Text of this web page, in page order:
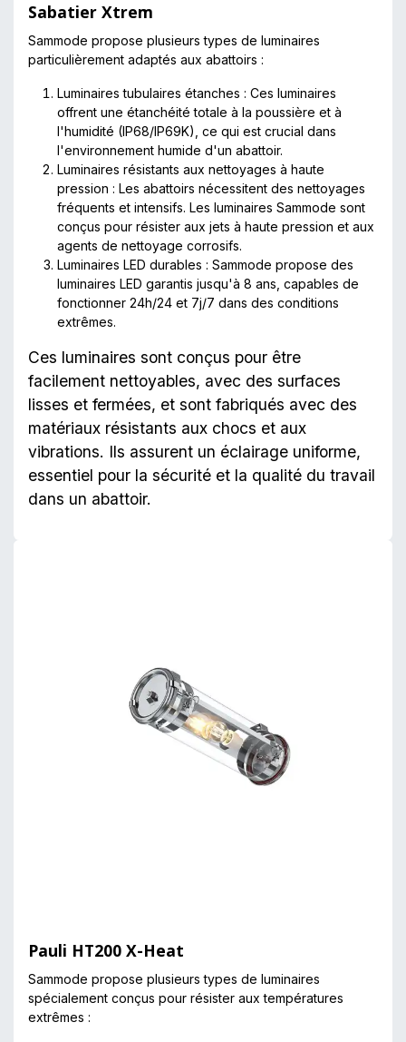
Sabatier Xtrem
Sammode propose plusieurs types de luminaires
particulièrement adaptés aux abattoirs :
Luminaires tubulaires étanches : Ces luminaires
offrent une étanchéité totale à la poussière et à
l'humidité (IP68/IP69K), ce qui est crucial dans
l'environnement humide d'un abattoir.
Luminaires résistants aux nettoyages à haute
pression : Les abattoirs nécessitent des nettoyages
fréquents et intensifs. Les luminaires Sammode sont
conçus pour résister aux jets à haute pression et aux
agents de nettoyage corrosifs.
Luminaires LED durables : Sammode propose des
luminaires LED garantis jusqu'à 8 ans, capables de
fonctionner 24h/24 et 7j/7 dans des conditions
extrêmes.
Ces luminaires sont conçus pour être
facilement nettoyables, avec des surfaces
lisses et fermées, et sont fabriqués avec des
matériaux résistants aux chocs et aux
vibrations. Ils assurent un éclairage uniforme,
essentiel pour la sécurité et la qualité du travail
dans un abattoir.
Pauli HT200 X-Heat
Sammode propose plusieurs types de luminaires
spécialement conçus pour résister aux températures
extrêmes :